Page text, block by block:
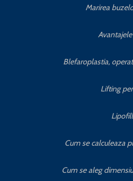
Marirea
Blefaroplastia,
Lifting
Cum se calculeaza
Cum se aleg